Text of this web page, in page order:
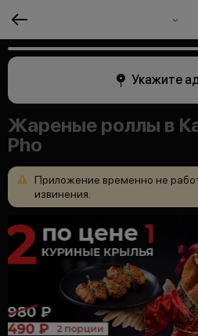
Укажите
Жареные роллы в
Pho
Приложение временно не
извинения.